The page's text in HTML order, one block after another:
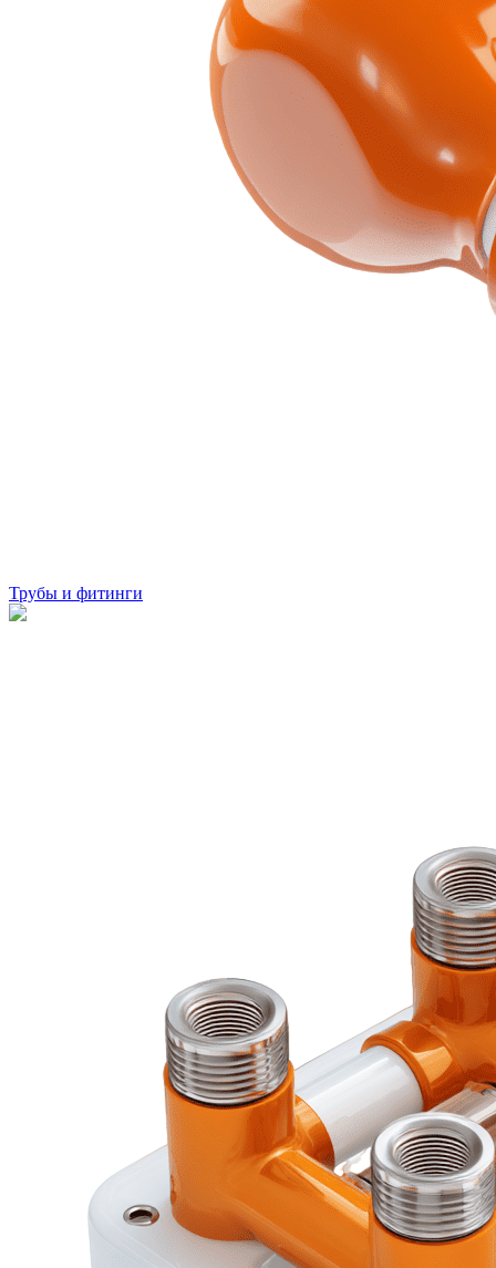
Трубы и фитинги